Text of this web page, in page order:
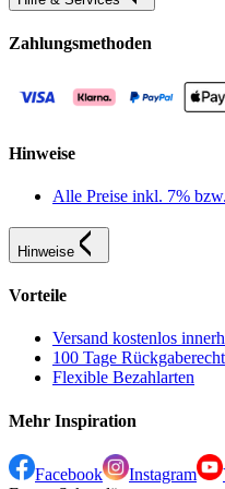
Zahlungsmethoden
Hinweise
Alle Preise inkl. 7%
Hinweise
Vorteile
Versand kostenlos
100 Tage Rückgaberecht
Flexible Bezahlarten
Mehr Inspiration
Facebook Instagram